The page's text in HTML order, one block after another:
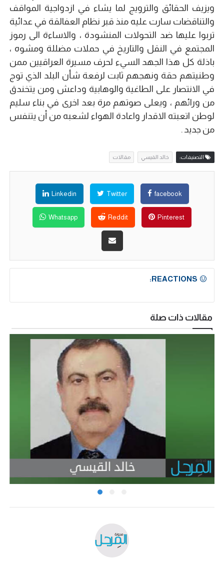
ويزيف الحقائق والترويج لما يشاء في ازدواجية المواقف
والتناقضات سارت عليه منذ قبر نظام العفالقة في عدائية
تربوا عليها ضد التحولات المنشودة ، والاساءة الى رموز
المجتمع في النقل والتاريخ في حملات مضللة ومشوه ،
باذلة كل هذا الجهد السيء لحرف مسيرة العراقيين ممن
وطنيتهم حقة ونهجهم ثابت لرفعة شأن البلد الذي توج
في الانتصار على الطاغية والوهابية وداعش ومن يتخندق
من ورائهم ، ويعلى صوتهم مرة بعد اخرى في بناء سليم
لوطن اتعبته الاقدار واعادة الهواء لشعبه من أن يتنفس
من جديد .
التصنيفات: خالد القيسي مقالات
facebook
Twitter
Linkedin
Pinterest
Reddit
Whatsapp
REACTIONS:
مقالات ذات صلة